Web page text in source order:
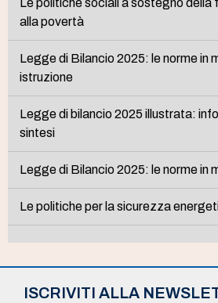
Le politiche sociali a sostegno della
alla povertà
Legge di Bilancio 2025: le norme in
istruzione
Legge di bilancio 2025 illustrata:
sintesi
Legge di Bilancio 2025: le norme in
Le politiche per la sicurezza
ISCRIVITI ALLA